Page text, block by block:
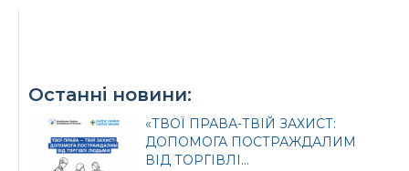
Останні новини:
«ТВОЇ ПРАВА-ТВІЙ ЗАХИСТ:
ДОПОМОГА ПОСТРАЖДАЛИМ
ВІД ТОРГІВЛІ...